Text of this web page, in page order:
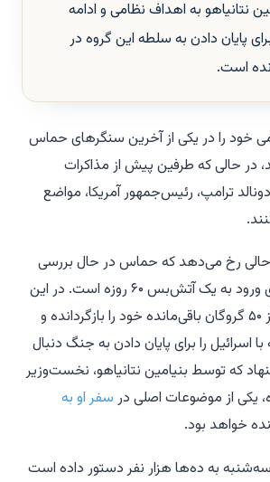
نتانیاهو به اهداف نظامی و ادامه
پایان دادن به سلطه این گروه در
است.
خود را در یکی از آخرین سنگرهای حماس
در حالی که طرفین پیش از مذاکرات
ترامپ، رئیس‌جمهور آمریکا، مواضع
رخ می‌دهد که حماس در حال بررسی
درخواست ترامپ برای ورود به یک آتش‌بس ۶۰ روزه است. در این
مدت، حماس نیمی از ۵۰ گروگان باقی‌مانده خود را بازگردانده و
اسرائیل را برای پایان دادن به جنگ دنبال
که توسط بنیامین نتانیاهو، نخست‌وزیر
یکی از موضوعات اصلی در سفر او به
خواهد بود.
سه‌شنبه به ده‌ها هزار نفر دستور داده است